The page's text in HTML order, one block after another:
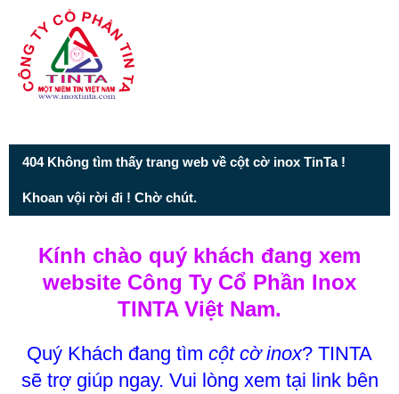
Từ mục này trở xuống là mã nguồn Zalo
404 Không tìm thấy trang web về cột cờ inox TinTa !
Khoan vội rời đi ! Chờ chút.
Kính chào quý khách đang xem
website Công Ty Cổ Phần Inox
TINTA Việt Nam.
Quý Khách đang tìm cột cờ inox? TINTA
sẽ trợ giúp ngay. Vui lòng xem tại link bên